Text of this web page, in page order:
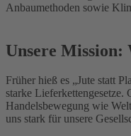
Anbaumethoden sowie
Unsere Mission:
Früher hieß es „Jute statt
starke Lieferkettengesetze.
Handelsbewegung wie
uns stark für unsere